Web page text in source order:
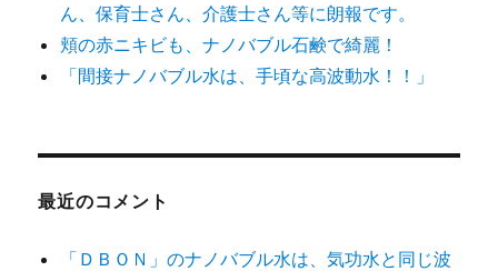
ん、保育士さん、介護士さん等に朗報です。
頬の赤ニキビも、ナノバブル石鹸で綺麗！
「間接ナノバブル水は、手頃な高波動水！！」
最近のコメント
「ＤＢＯＮ」のナノバブル水は、気功水と同じ波